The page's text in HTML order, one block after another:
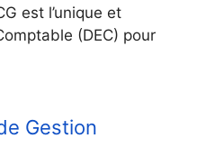
est l’unique et
(DEC) pour
Gestion